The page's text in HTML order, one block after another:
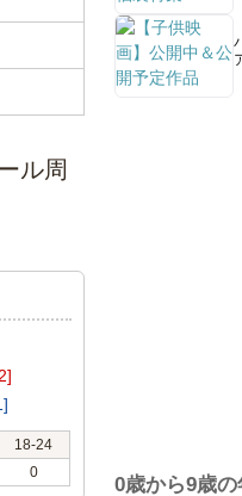
ル周
18-24
0
0歳から9歳